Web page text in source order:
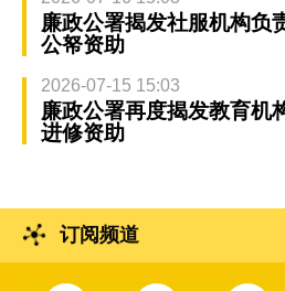
廉政公署揭发社服机构负
公帑资助
2026-07-15 15:03
廉政公署再度揭发教育机
进修资助
订阅频道